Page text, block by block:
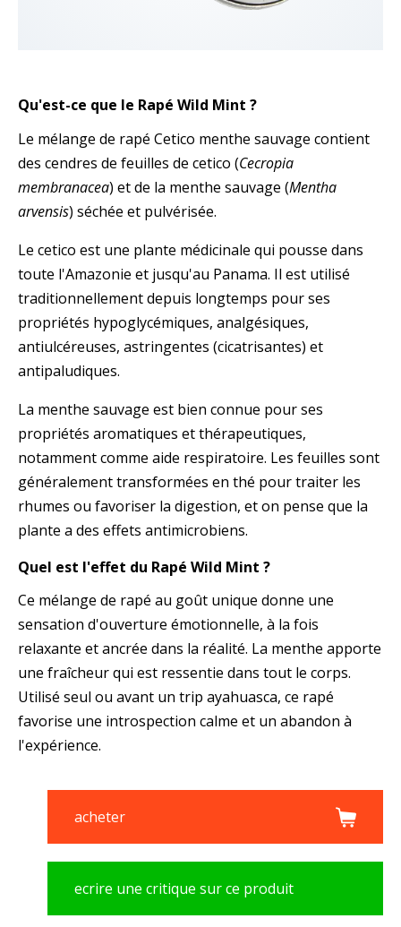
Qu'est-ce que le Rapé Wild Mint ?
Le mélange de rapé Cetico menthe sauvage contient
des cendres de feuilles de cetico (Cecropia
membranacea) et de la menthe sauvage (Mentha
arvensis) séchée et pulvérisée.
Le cetico est une plante médicinale qui pousse dans
toute l'Amazonie et jusqu'au Panama. Il est utilisé
traditionnellement depuis longtemps pour ses
propriétés hypoglycémiques, analgésiques,
antiulcéreuses, astringentes (cicatrisantes) et
antipaludiques.
La menthe sauvage est bien connue pour ses
propriétés aromatiques et thérapeutiques,
notamment comme aide respiratoire. Les feuilles sont
généralement transformées en thé pour traiter les
rhumes ou favoriser la digestion, et on pense que la
plante a des effets antimicrobiens.
Quel est l'effet du Rapé Wild Mint ?
Ce mélange de rapé au goût unique donne une
sensation d'ouverture émotionnelle, à la fois
relaxante et ancrée dans la réalité. La menthe apporte
une fraîcheur qui est ressentie dans tout le corps.
Utilisé seul ou avant un trip ayahuasca, ce rapé
favorise une introspection calme et un abandon à
l'expérience.
acheter
ecrire une critique sur ce produit